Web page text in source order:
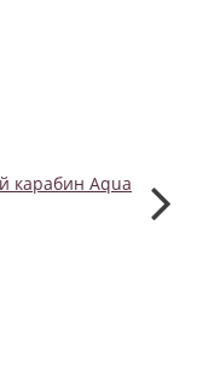
карабин Aqua